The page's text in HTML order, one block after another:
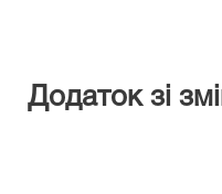
Додаток зі